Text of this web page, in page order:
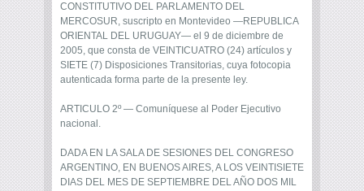
CONSTITUTIVO DEL PARLAMENTO DEL
MERCOSUR, suscripto en Montevideo —REPUBLICA
ORIENTAL DEL URUGUAY— el 9 de diciembre de
2005, que consta de VEINTICUATRO (24) artículos y
SIETE (7) Disposiciones Transitorias, cuya fotocopia
autenticada forma parte de la presente ley.
ARTICULO 2º — Comuníquese al Poder Ejecutivo
nacional.
DADA EN LA SALA DE SESIONES DEL CONGRESO
ARGENTINO, EN BUENOS AIRES, A LOS VEINTISIETE
DIAS DEL MES DE SEPTIEMBRE DEL AÑO DOS MIL